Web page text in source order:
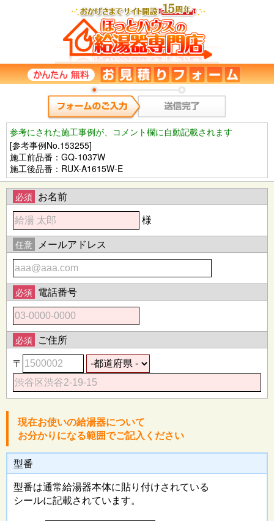
参考にされた施工事例が、コメント欄に自動記載されます
[参考事例No.153255]
施工前品番：GQ-1037W
施工後品番：RUX-A1615W-E
必須 お名前
様
任意 メールアドレス
必須 電話番号
必須 ご住所
〒
現在お使いの給湯器について
お分かりになる範囲でご記入ください
型番
型番は通常給湯器本体に貼り付けされている
シールに記載されています。